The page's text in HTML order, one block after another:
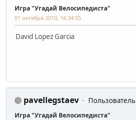
Игра "Угадай Велосипедиста"
01 октября 2010, 16:34:55
David Lopez Garcia
pavellegstaev Пользователь
Игра "Угадай Велосипедиста"